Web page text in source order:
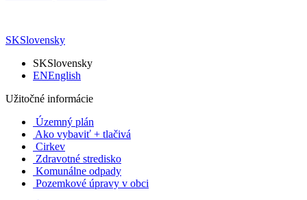
SKSlovensky
SKSlovensky
ENEnglish
Užitočné informácie
Územný plán
Ako vybaviť + tlačivá
Cirkev
Zdravotné stredisko
Komunálne odpady
Pozemkové úpravy v obci